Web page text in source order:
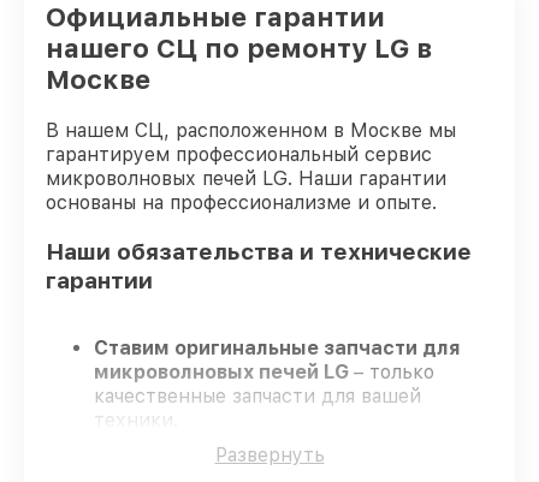
Официальные гарантии
нашего СЦ по ремонту LG в
Москве
В нашем СЦ, расположенном в Москве мы
гарантируем профессиональный сервис
микроволновых печей LG. Наши гарантии
основаны на профессионализме и опыте.
Наши обязательства и технические
гарантии
Ставим оригинальные запчасти для
микроволновых печей LG – только
качественные запчасти для вашей
техники.
Опытные специалисты
строгий отбор, что подтверждает
Развернуть